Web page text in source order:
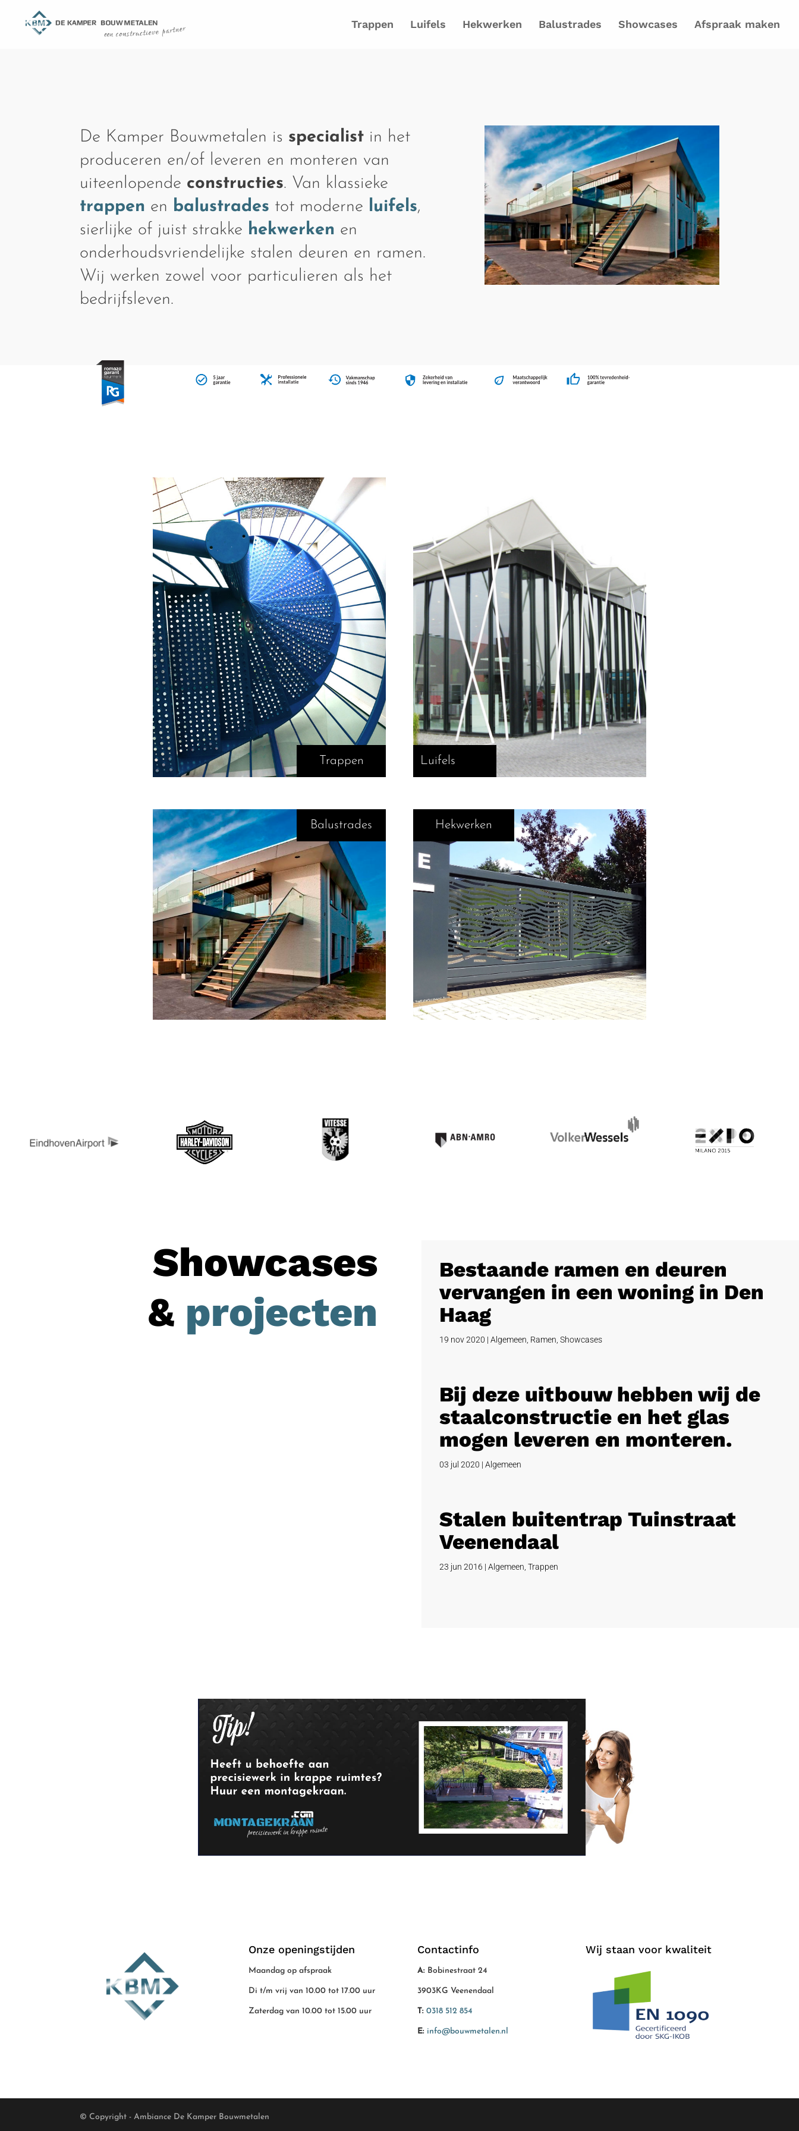
Trappen Luifels Hekwerken Balustrades Showcases Afspraak maken
De Kamper Bouwmetalen is specialist in het
produceren en/of leveren en monteren van
uiteenlopende constructies. Van klassieke
trappen en balustrades tot moderne luifels,
sierlijke of juist strakke hekwerken en
onderhoudsvriendelijke stalen deuren en ramen.
Wij werken zowel voor particulieren als het
bedrijfsleven.
Trappen Luifels
Balustrades Hekwerken
Showcases
& projecten
Bestaande ramen en deuren
vervangen in een woning in Den
Haag
19 nov 2020 | Algemeen Ramen Showcases
Bij deze uitbouw hebben wij de
staalconstructie en het glas
mogen leveren en monteren.
03 jul 2020 | Algemeen
Stalen buitentrap Tuinstraat
Veenendaal
23 jun 2016 | Algemeen Trappen
Onze openingstijden
Maandag op afspraak
Di t/m vrij van 10.00 tot 17.00 uur
Zaterdag van 10.00 tot 15.00 uur
Contactinfo
A: Bobinestraat 24
3903KG Veenendaal
T: 0318 512 854
E: info@bouwmetalen.nl
Wij staan voor kwaliteit
© Copyright - Ambiance De Kamper Bouwmetalen